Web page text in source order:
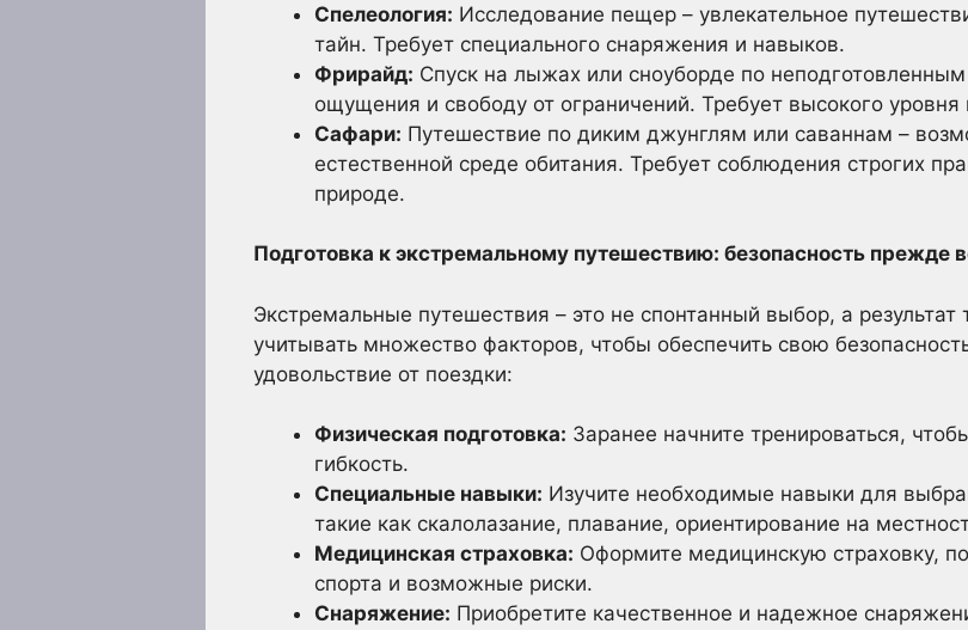
Спелеология: Исследование пещер – увлекательное
тайн. Требует специального снаряжения и навыков.
Фрирайд: Спуск на лыжах или сноуборде по
ощущения и свободу от ограничений. Требует высокого
Сафари: Путешествие по диким джунглям или саваннам –
естественной среде обитания. Требует соблюдения строгих
природе.
Подготовка к экстремальному путешествию: безопасность прежде
Экстремальные путешествия – это не спонтанный выбор, а
учитывать множество факторов, чтобы обеспечить свою
удовольствие от поездки:
Физическая подготовка: Заранее начните тренироваться,
гибкость.
Специальные навыки: Изучите необходимые навыки для
такие как скалолазание, плавание, ориентирование на
Медицинская страховка: Оформите медицинскую страховку,
спорта и возможные риски.
Снаряжение: Приобретите качественное и надежное